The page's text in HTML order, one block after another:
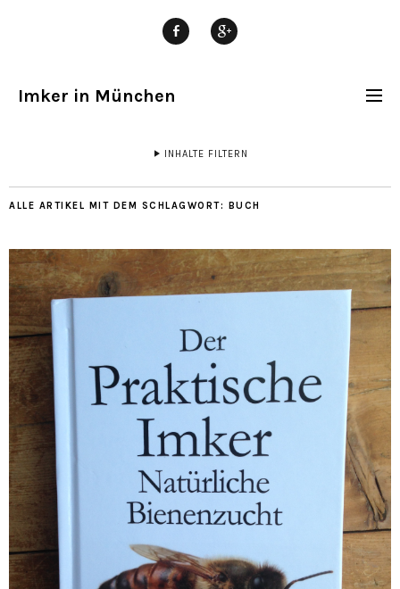
Imker in München
INHALTE FILTERN
ALLE ARTIKEL MIT DEM SCHLAGWORT: BUCH